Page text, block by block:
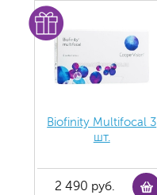
Biofinity Multifocal 3
шт.
2 490 руб.